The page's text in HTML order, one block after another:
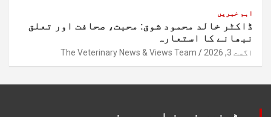
اہم خبریں
ڈاکٹر خالد محمود شوق: محبت، صحافت اور تعلق
نبھانے کا استعارہ
اگست 3, 2026 The Veterinary News & Views Team